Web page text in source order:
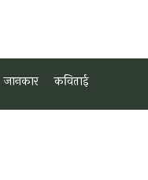
जानकार कविताई